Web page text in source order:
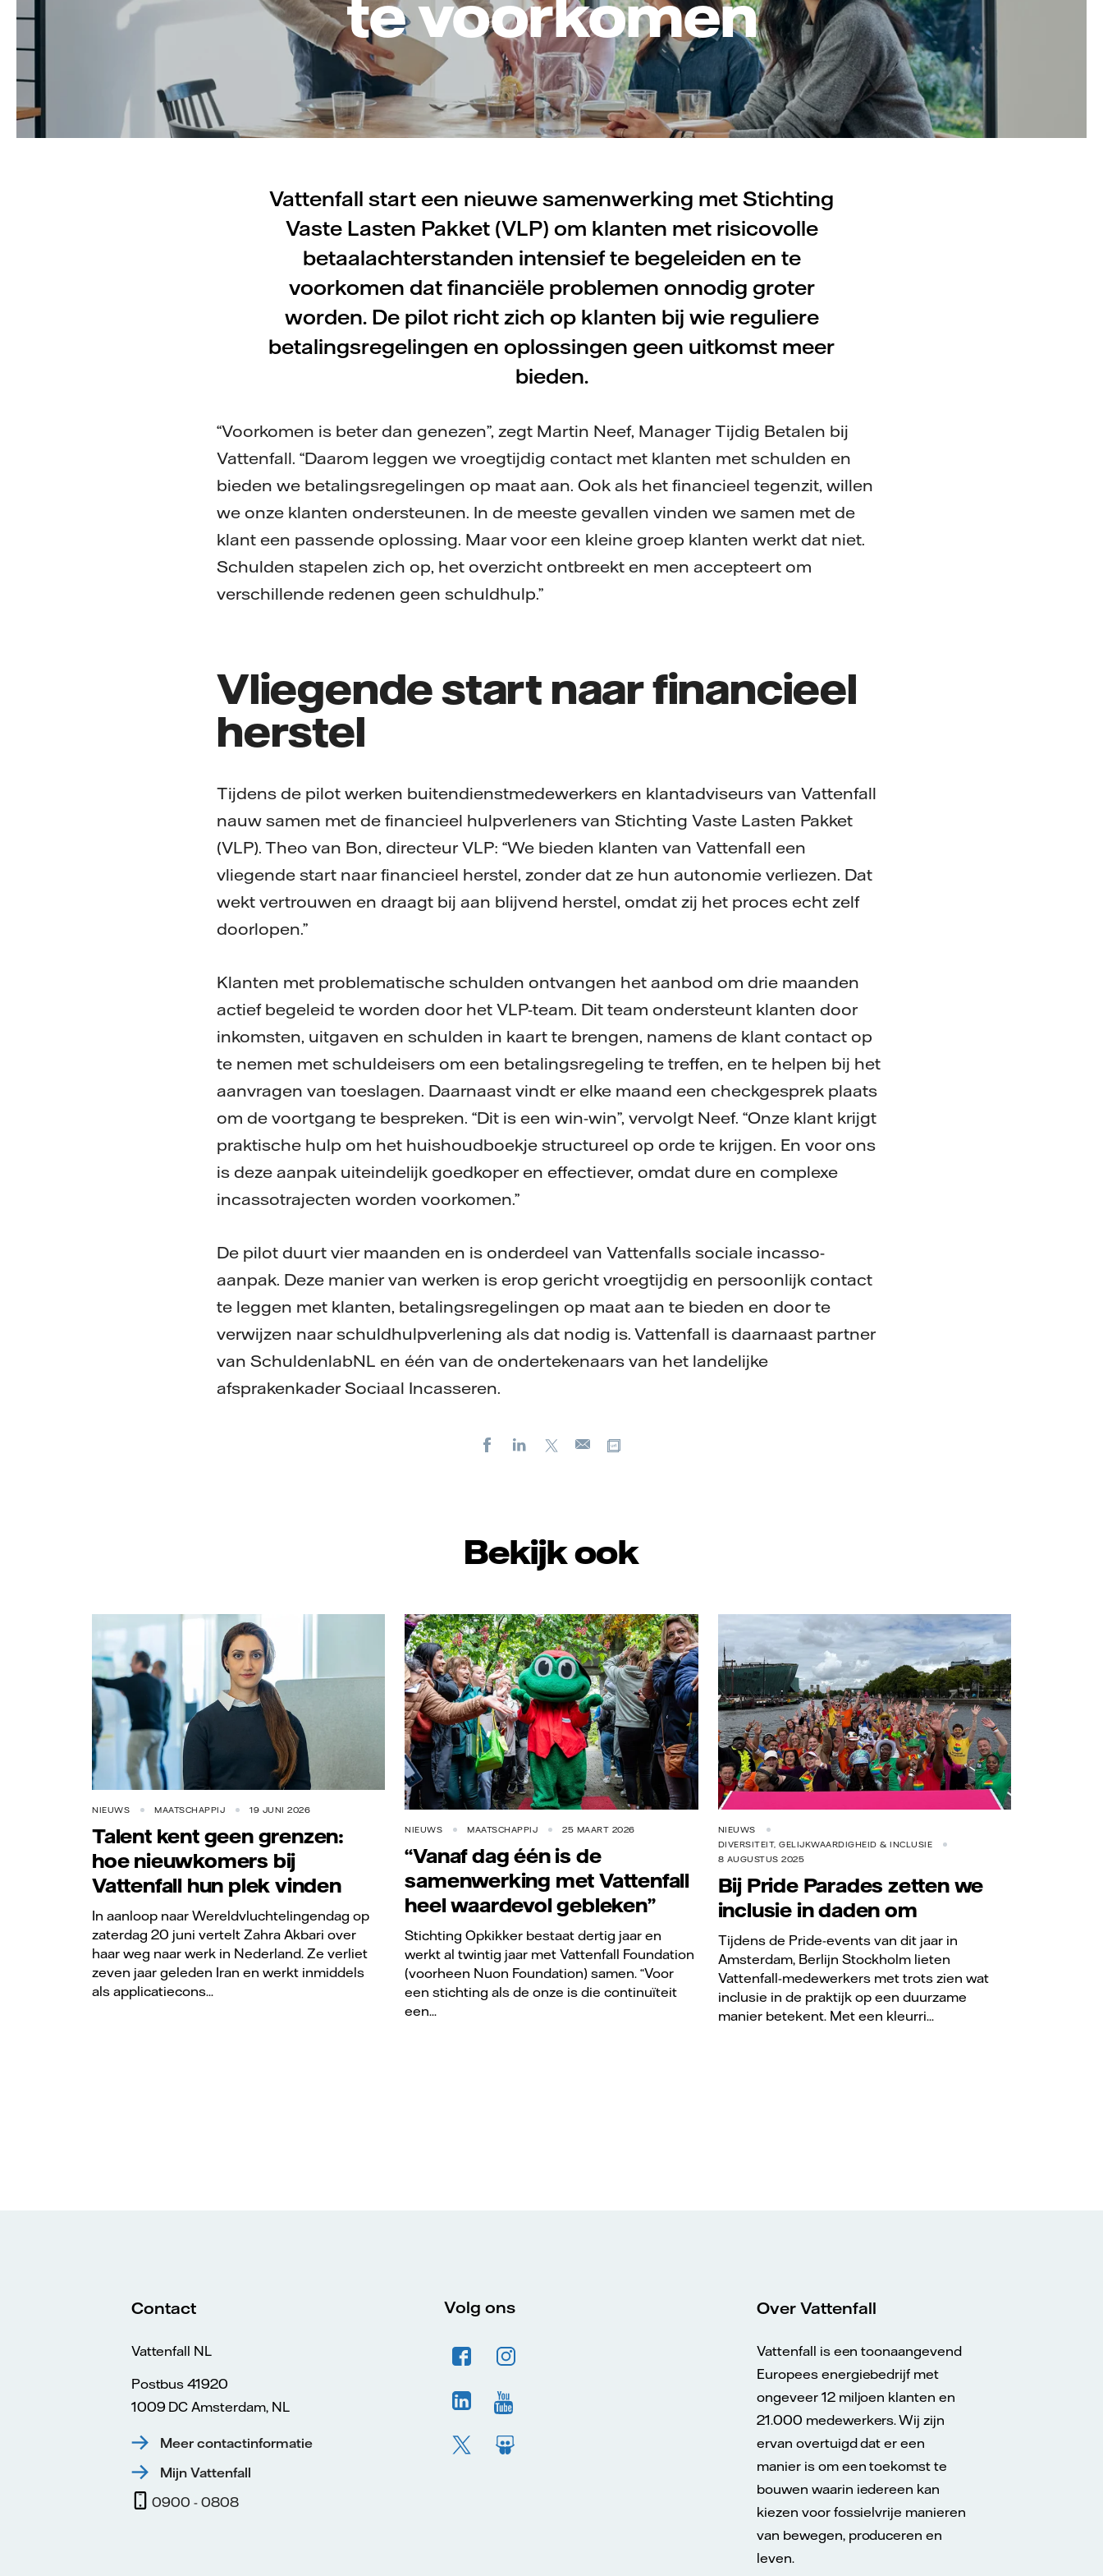
Vattenfall start een nieuwe samenwerking met Stichting
Vaste Lasten Pakket (VLP) om klanten met risicovolle
betaalachterstanden intensief te begeleiden en te
voorkomen dat financiële problemen onnodig groter
worden. De pilot richt zich op klanten bij wie reguliere
betalingsregelingen en oplossingen geen uitkomst meer
bieden.
“Voorkomen is beter dan genezen”, zegt Martin Neef, Manager Tijdig Betalen bij
Vattenfall. “Daarom leggen we vroegtijdig contact met klanten met schulden en
bieden we betalingsregelingen op maat aan. Ook als het financieel tegenzit, willen
we onze klanten ondersteunen. In de meeste gevallen vinden we samen met de
klant een passende oplossing. Maar voor een kleine groep klanten werkt dat niet.
Schulden stapelen zich op, het overzicht ontbreekt en men accepteert om
verschillende redenen geen schuldhulp.”
Vliegende start naar financieel
herstel
Tijdens de pilot werken buitendienstmedewerkers en klantadviseurs van Vattenfall
nauw samen met de financieel hulpverleners van Stichting Vaste Lasten Pakket
(VLP). Theo van Bon, directeur VLP: “We bieden klanten van Vattenfall een
vliegende start naar financieel herstel, zonder dat ze hun autonomie verliezen. Dat
wekt vertrouwen en draagt bij aan blijvend herstel, omdat zij het proces echt zelf
doorlopen.”
Klanten met problematische schulden ontvangen het aanbod om drie maanden
actief begeleid te worden door het VLP-team. Dit team ondersteunt klanten door
inkomsten, uitgaven en schulden in kaart te brengen, namens de klant contact op
te nemen met schuldeisers om een betalingsregeling te treffen, en te helpen bij het
aanvragen van toeslagen. Daarnaast vindt er elke maand een checkgesprek plaats
om de voortgang te bespreken. “Dit is een win-win”, vervolgt Neef. “Onze klant krijgt
praktische hulp om het huishoudboekje structureel op orde te krijgen. En voor ons
is deze aanpak uiteindelijk goedkoper en effectiever, omdat dure en complexe
incassotrajecten worden voorkomen.”
De pilot duurt vier maanden en is onderdeel van Vattenfalls sociale incasso-
aanpak. Deze manier van werken is erop gericht vroegtijdig en persoonlijk contact
te leggen met klanten, betalingsregelingen op maat aan te bieden en door te
verwijzen naar schuldhulpverlening als dat nodig is. Vattenfall is daarnaast partner
van SchuldenlabNL en één van de ondertekenaars van het landelijke
afsprakenkader Sociaal Incasseren.
FacebookLinkedIn
X
E-
Bekijk ook
NIEUWS MAATSCHAPPIJ 19 JUNI 2026
Talent kent geen grenzen:
hoe nieuwkomers bij
Vattenfall hun plek vinden
In aanloop naar Wereldvluchtelingendag op
zaterdag 20 juni vertelt Zahra Akbari over
haar weg naar werk in Nederland. Ze verliet
zeven jaar geleden Iran en werkt inmiddels
als applicatiecons...
Stichting Opkikker
NIEUWS MAATSCHAPPIJ 25 MAART 2026
“Vanaf dag één is de
samenwerking met Vattenfall
heel waardevol gebleken”
Stichting Opkikker bestaat dertig jaar en
werkt al twintig jaar met Vattenfall Foundation
(voorheen Nuon Foundation) samen. “Voor
een stichting als de onze is die continuïteit
een...
NIEUWS
DIVERSITEIT, GELIJKWAARDIGHEID & INCLUSIE
8 AUGUSTUS 2025
Bij Pride Parades zetten we
inclusie in daden om
Tijdens de Pride-events van dit jaar in
Amsterdam, Berlijn Stockholm lieten
Vattenfall-medewerkers met trots zien wat
inclusie in de praktijk op een duurzame
manier betekent. Met een kleurri...
Contact
Vattenfall NL
Postbus 41920
1009 DC Amsterdam, NL
Meer contactinformatie
Mijn Vattenfall
0900 - 0808
Volg ons Over Vattenfall
Vattenfall is een toonaangevend
Europees energiebedrijf met
ongeveer 12 miljoen klanten en
21.000 medewerkers. Wij zijn
ervan overtuigd dat er een
manier is om een toekomst te
bouwen waarin iedereen kan
kiezen voor fossielvrije manieren
van bewegen, produceren en
leven.